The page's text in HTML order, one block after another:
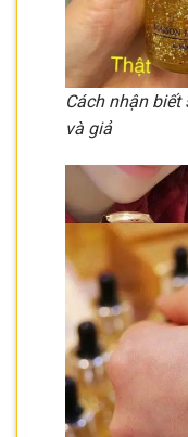
Cách nhận biết
và giả